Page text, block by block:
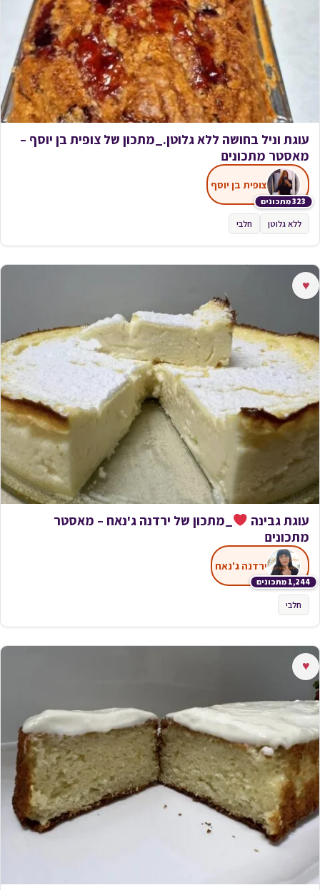
עוגת וניל בחושה ללא גלוטן._מתכון של צופית בן יוסף –
מאסטר מתכונים
323 מתכונים
צופית בן יוסף
ללא גלוטן חלבי
♥
עוגת גבינה
_מתכון של ירדנה ג'נאח – מאסטר
מתכונים
1,244 מתכונים
ירדנה ג'נאח
חלבי
♥